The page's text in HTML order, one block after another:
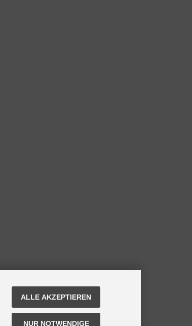
ALLE AKZEPTIEREN
NUR NOTWENDIGE